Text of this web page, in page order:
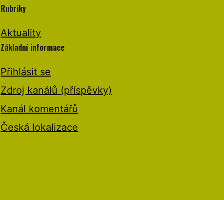
Rubriky
Aktuality
Základní informace
Přihlásit se
Zdroj kanálů (příspěvky)
Kanál komentářů
Česká lokalizace